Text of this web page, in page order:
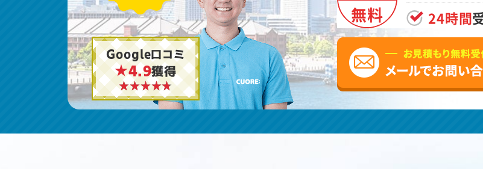
Google口コミ
★4.9獲得
無料 24時間